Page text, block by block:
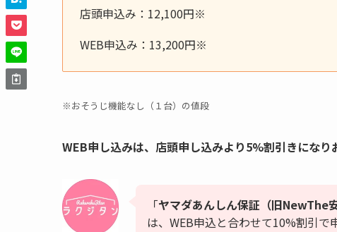
店頭申込み：12,100円※
WEB申込み：13,200円※
※おそうじ機能なし（１台）の値段
WEB申し込みは、店頭申し込みより5%割引きになり
「ヤマダあんしん保証（旧NewThe安
は、WEB申込と合わせて10%割引で